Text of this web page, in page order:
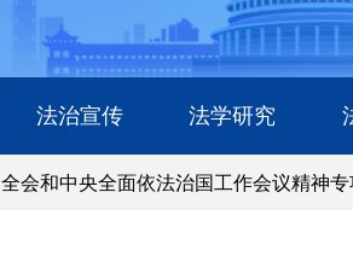
法治宣传 法学研究
和中央全面依法治国工作会议精神专